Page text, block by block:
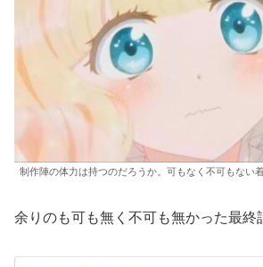
制作陣の体力は持つのだろうか。可もなく不可もない
余りのも可も無く不可も無かった最終